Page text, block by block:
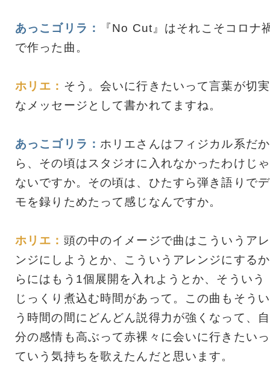
あっこゴリラ：
『No Cut』はそれこそコロナ
で作った曲。
ホリエ： そう。会いに行きたいって言葉が切実
なメッセージとして書かれてますね。
あっこゴリラ： ホリエさんはフィジカル系だか
ら、その頃はスタジオに入れなかったわけじゃ
ないですか。その頃は、ひたすら弾き語りでデ
モを録りためたって感じなんですか。
ホリエ： 頭の中のイメージで曲はこういうアレ
ンジにしようとか、こういうアレンジにするか
らにはもう1個展開を入れようとか、そういう
じっくり煮込む時間があって。この曲もそうい
う時間の間にどんどん説得力が強くなって、自
分の感情も高ぶって赤裸々に会いに行きたいっ
ていう気持ちを歌えたんだと思います。